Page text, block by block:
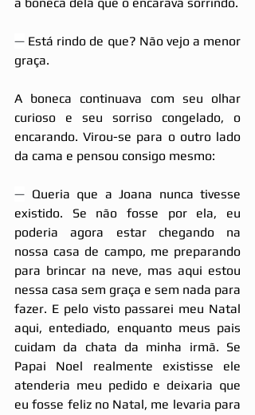
— Está rindo de que? Não vejo a menor
graça.
A boneca continuava com seu olhar
curioso e seu sorriso congelado, o
encarando. Virou-se para o outro lado
da cama e pensou consigo mesmo:
— Queria que a Joana nunca tivesse
existido. Se não fosse por ela, eu
poderia agora estar chegando na
nossa casa de campo, me preparando
para brincar na neve, mas aqui estou
nessa casa sem graça e sem nada para
fazer. E pelo visto passarei meu Natal
aqui, entediado, enquanto meus pais
cuidam da chata da minha irmã. Se
Papai Noel realmente existisse ele
atenderia meu pedido e deixaria que
eu fosse feliz no Natal, me levaria para